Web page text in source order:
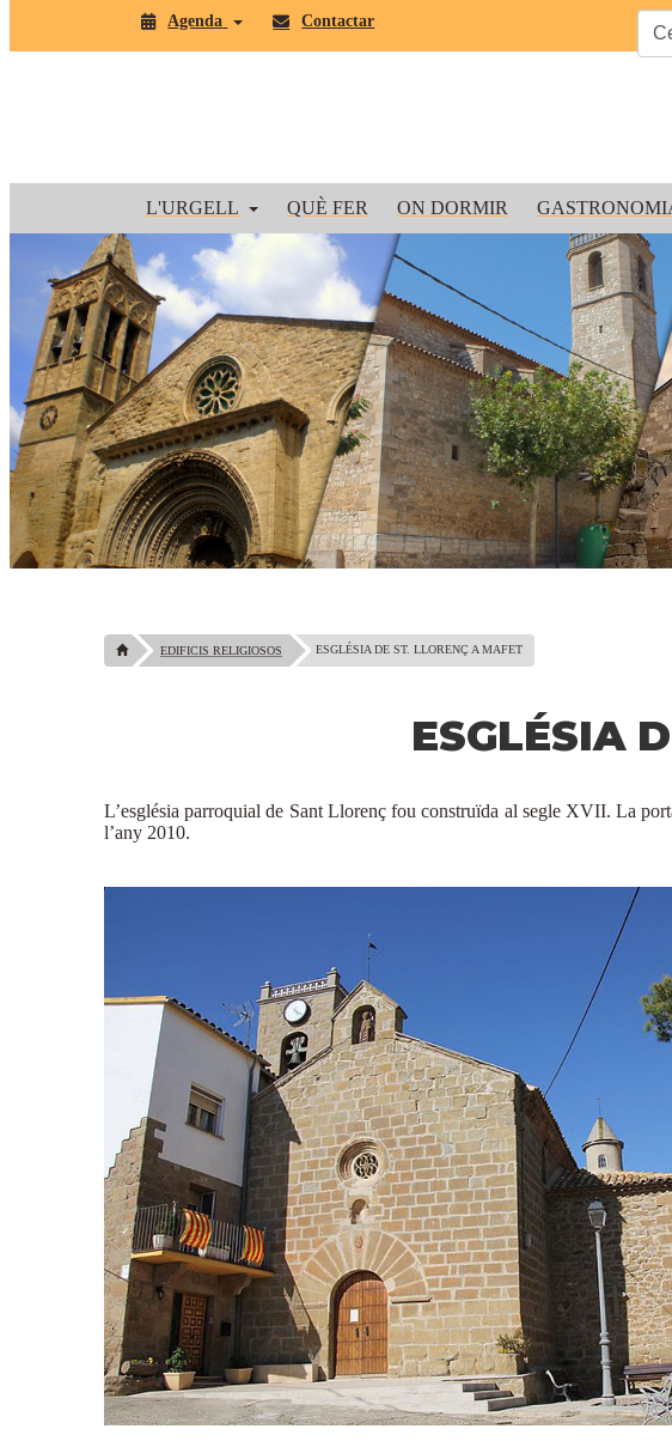
Agenda Contactar
L'URGELL QUÈ FER ON DORMIR
EDIFICIS RELIGIOSOS ESGLÉSIA DE ST. LLORENÇ A MAFET
ESGLÉSIA
L’església parroquial de Sant Llorenç fou construïda al segle XVII. La
l’any 2010.